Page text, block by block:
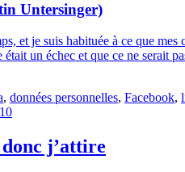
Untersinger)
et je suis habituée à ce que
un échec et que ce ne serait
, données personnelles, Facebook,
j’attire